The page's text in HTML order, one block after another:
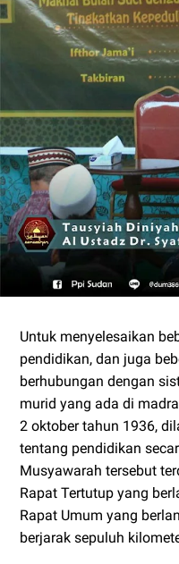
Untuk menyelesaikan
pendidikan, dan juga
berhubungan dengan
murid yang ada di
2 oktober tahun 1936,
tentang pendidikan
Musyawarah tersebut
Rapat Tertutup yang
Rapat Umum yang
berjarak sepuluh